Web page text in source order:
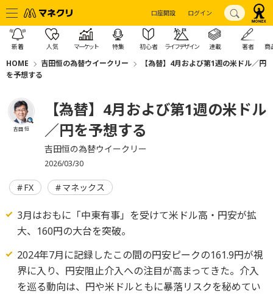
口座開設 ログイン
新着 人気 マーケット 特集 初心者 ライフデザイン 連載 著者 商
HOME 吉田恒の為替ウイークリー
【為替】4月および第1週の米ドル／円
を予想する
吉田 恒
【為替】4月および第1週の米ドル
／円を予想する
吉田恒の為替ウイークリー
2026/03/30
FX マネックス
3月はおもに「中東有事」を受けて米ドル高・円安が拡
大、160円の大台を突破。
2024年7月に記録したこの間の円安ピークの161.9円が視
界に入り、円安阻止介入への注目が高まってきた。介入
を巡る動向は、円や米ドルともに暴落リスクを秘めてい